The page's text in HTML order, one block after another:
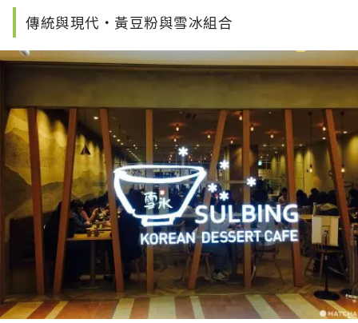
傳統與現代・黃豆粉與雪冰組合